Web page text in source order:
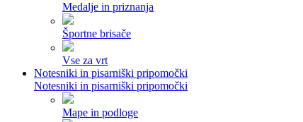
Medalje in priznanja
Športne brisače
Vse za vrt
Notesniki in pisarniški pripomočki
Notesniki in pisarniški pripomočki
Mape in podloge